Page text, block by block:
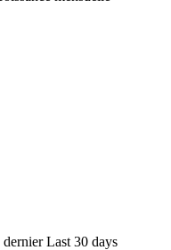
dernier Last 30 days